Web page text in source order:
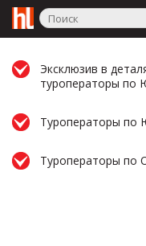
Эксклюзив в
туроператоры по
Туроператоры по
Туроператоры по